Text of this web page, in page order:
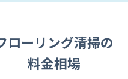
ローリング清掃の
料金相場